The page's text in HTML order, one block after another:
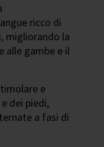
ricco di
migliorando la
alle gambe e il
e
dei piedi,
a fasi di